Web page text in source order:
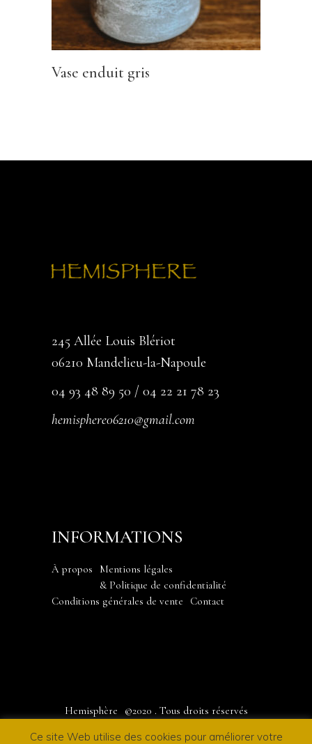
Vase enduit gris
245 Allée Louis Blériot
06210 Mandelieu-la-Napoule
04 93 48 89 50 / 04 22 21 78 23
hemisphere06210@gmail.com
INFORMATIONS
À propos
Mentions légales
& Politique de confidentialité
Conditions générales de vente
Contact
©2020
Hemisphère . Tous droits réservés
Ce site Web utilise des cookies pour améliorer votre